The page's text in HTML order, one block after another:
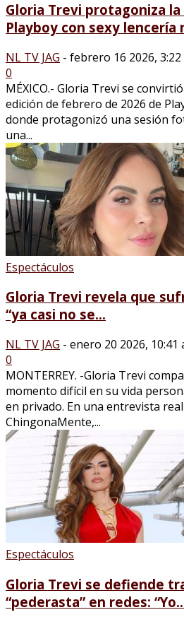
Gloria Trevi protagoniza
Playboy con sexy lencería
NL TV JAG - febrero 16 2026, 3:22
0
MÉXICO.- Gloria Trevi se
edición de febrero de 2026 de
donde protagonizó una sesión
una...
Espectáculos
Gloria Trevi revela que
“ya casi no se...
NL TV JAG - enero 20 2026, 10:41
0
MONTERREY. -Gloria Trevi
momento difícil en su vida
en privado. En una entrevista
ChingonaMente,...
Espectáculos
Gloria Trevi se defiende
“pederasta” en redes: